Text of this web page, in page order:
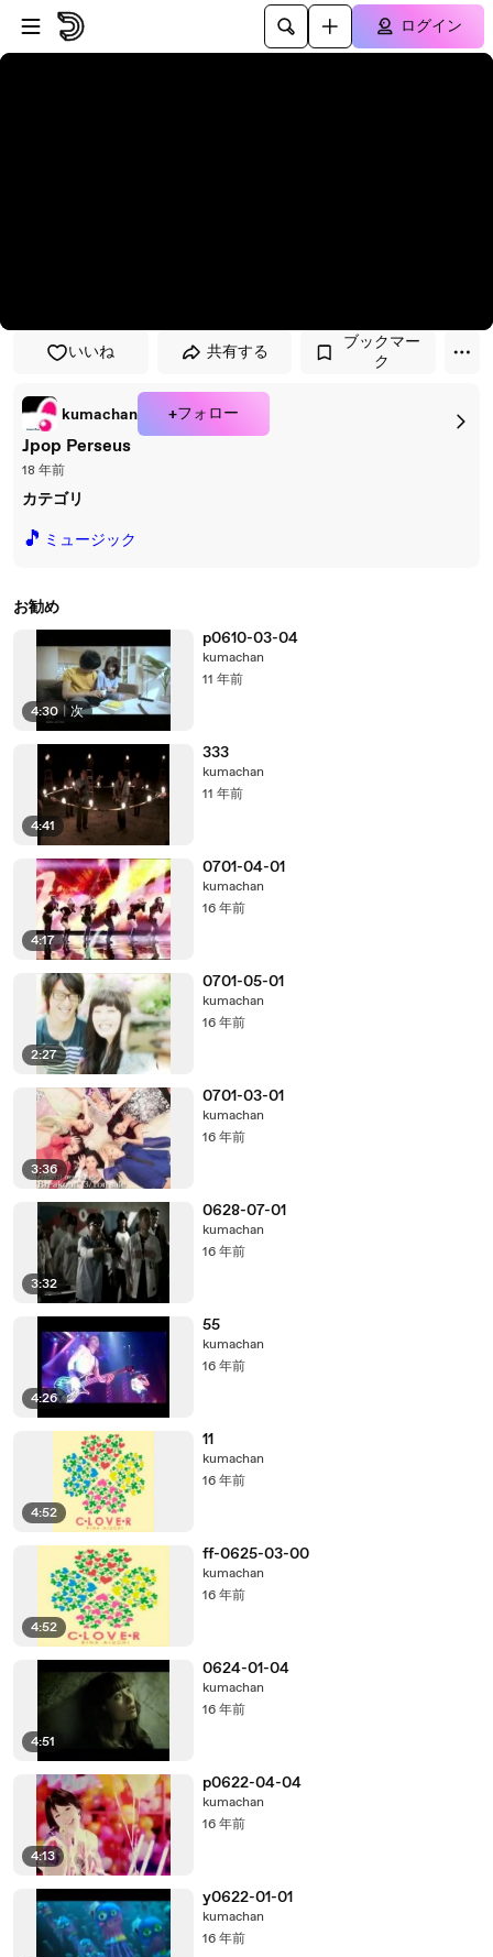
プレイヤーにスキップ
メインコンテンツにスキップ
ログイン
いいね 共有する
ブックマー
ク
kumachan +フォロー
Jpop Perseus
18 年前
カテゴリ
🎵 ミュージック
お勧め
4:30 | 次
p0610-03-04
kumachan
11 年前
4:41
333
kumachan
11 年前
4:17
0701-04-01
kumachan
16 年前
2:27
0701-05-01
kumachan
16 年前
3:36
0701-03-01
kumachan
16 年前
3:32
0628-07-01
kumachan
16 年前
4:26
55
kumachan
16 年前
4:52
11
kumachan
16 年前
4:52
ff-0625-03-00
kumachan
16 年前
4:51
0624-01-04
kumachan
16 年前
4:13
p0622-04-04
kumachan
16 年前
y0622-01-01
kumachan
16 年前